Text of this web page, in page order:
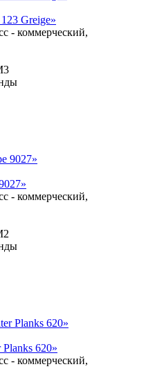
Greige»
- коммерческий,
- коммерческий,
620»
- коммерческий,